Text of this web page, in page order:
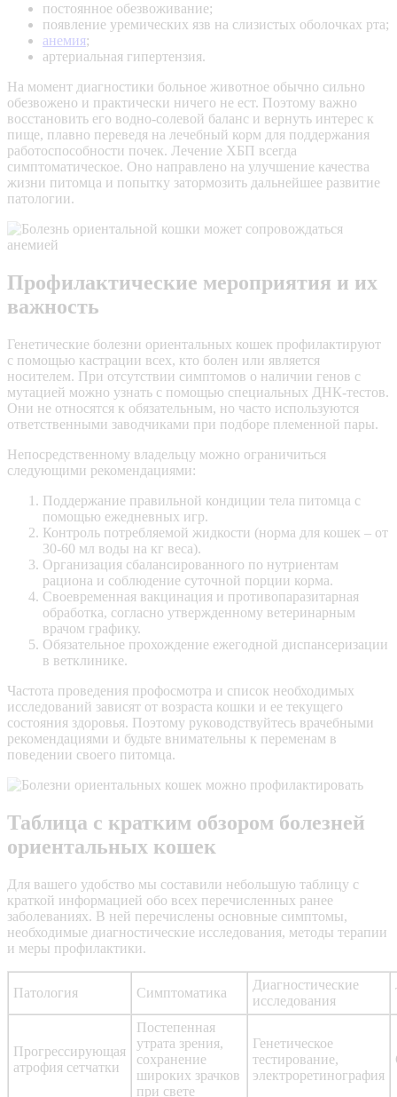
постоянное обезвоживание;
появление уремических язв на слизистых оболочках рта;
анемия;
артериальная гипертензия.
На момент диагностики больное животное обычно сильно
обезвожено и практически ничего не ест. Поэтому важно
восстановить его водно-солевой баланс и вернуть интерес к
пище, плавно переведя на лечебный корм для поддержания
работоспособности почек. Лечение ХБП всегда
симптоматическое. Оно направлено на улучшение качества
жизни питомца и попытку затормозить дальнейшее развитие
патологии.
Профилактические мероприятия и их
важность
Генетические болезни ориентальных кошек профилактируют
с помощью кастрации всех, кто болен или является
носителем. При отсутствии симптомов о наличии генов с
мутацией можно узнать с помощью специальных ДНК-тестов.
Они не относятся к обязательным, но часто используются
ответственными заводчиками при подборе племенной пары.
Непосредственному владельцу можно ограничиться
следующими рекомендациями:
Поддержание правильной кондиции тела питомца с
помощью ежедневных игр.
Контроль потребляемой жидкости (норма для кошек – от
30-60 мл воды на кг веса).
Организация сбалансированного по нутриентам
рациона и соблюдение суточной порции корма.
Своевременная вакцинация и противопаразитарная
обработка, согласно утвержденному ветеринарным
врачом графику.
Обязательное прохождение ежегодной диспансеризации
в ветклинике.
Частота проведения профосмотра и список необходимых
исследований зависят от возраста кошки и ее текущего
состояния здоровья. Поэтому руководствуйтесь врачебными
рекомендациями и будьте внимательны к переменам в
поведении своего питомца.
Таблица с кратким обзором болезней
ориентальных кошек
Для вашего удобство мы составили небольшую таблицу с
краткой информацией обо всех перечисленных ранее
заболеваниях. В ней перечислены основные симптомы,
необходимые диагностические исследования, методы терапии
и меры профилактики.
Патология Симптоматика
Диагностические
исследования
Прогрессирующая
атрофия сетчатки
Постепенная
утрата зрения,
сохранение
широких зрачков
при свете
Генетическое
тестирование,
электроретинография